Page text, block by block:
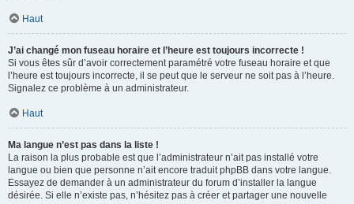
Haut
J’ai changé mon fuseau horaire et l’heure est toujours incorrecte !
Si vous êtes sûr d’avoir correctement paramétré votre fuseau horaire et que
l’heure est toujours incorrecte, il se peut que le serveur ne soit pas à l’heure.
Signalez ce problème à un administrateur.
Haut
Ma langue n’est pas dans la liste !
La raison la plus probable est que l’administrateur n’ait pas installé votre
langue ou bien que personne n’ait encore traduit phpBB dans votre langue.
Essayez de demander à un administrateur du forum d’installer la langue
désirée. Si elle n’existe pas, n’hésitez pas à créer et partager une nouvelle